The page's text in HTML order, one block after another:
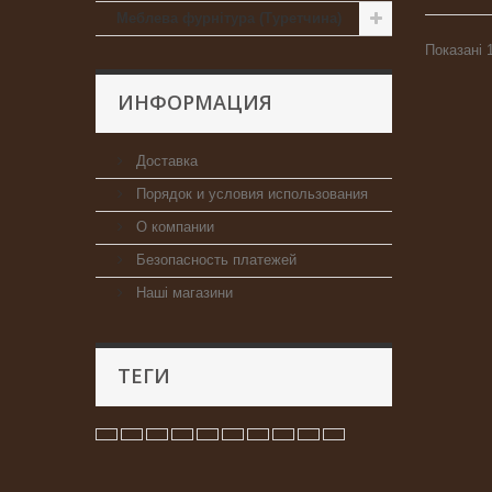
ИНФОРМАЦИЯ
Доставка
Порядок и условия использования
О компании
Безопасность платежей
Наші магазини
ТЕГИ
Показані